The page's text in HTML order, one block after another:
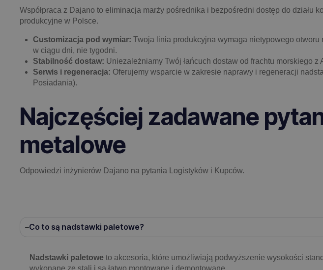
Współpraca z Dajano to eliminacja marży pośrednika i bezpośredni dostęp do działu
produkcyjne w Polsce.
Customizacja pod wymiar: Twoja linia produkcyjna wymaga nietypowego
w ciągu dni, nie tygodni.
Stabilność dostaw: Uniezależniamy Twój łańcuch dostaw od frachtu morskiego
Serwis i regeneracja: Oferujemy wsparcie w zakresie naprawy i regeneracji
Posiadania).
Najczęściej zadawane
metalowe
Odpowiedzi inżynierów Dajano na pytania Logistyków i Kupców.
Co to są nadstawki paletowe?
Nadstawki paletowe to akcesoria, które umożliwiają podwyższenie wysokości